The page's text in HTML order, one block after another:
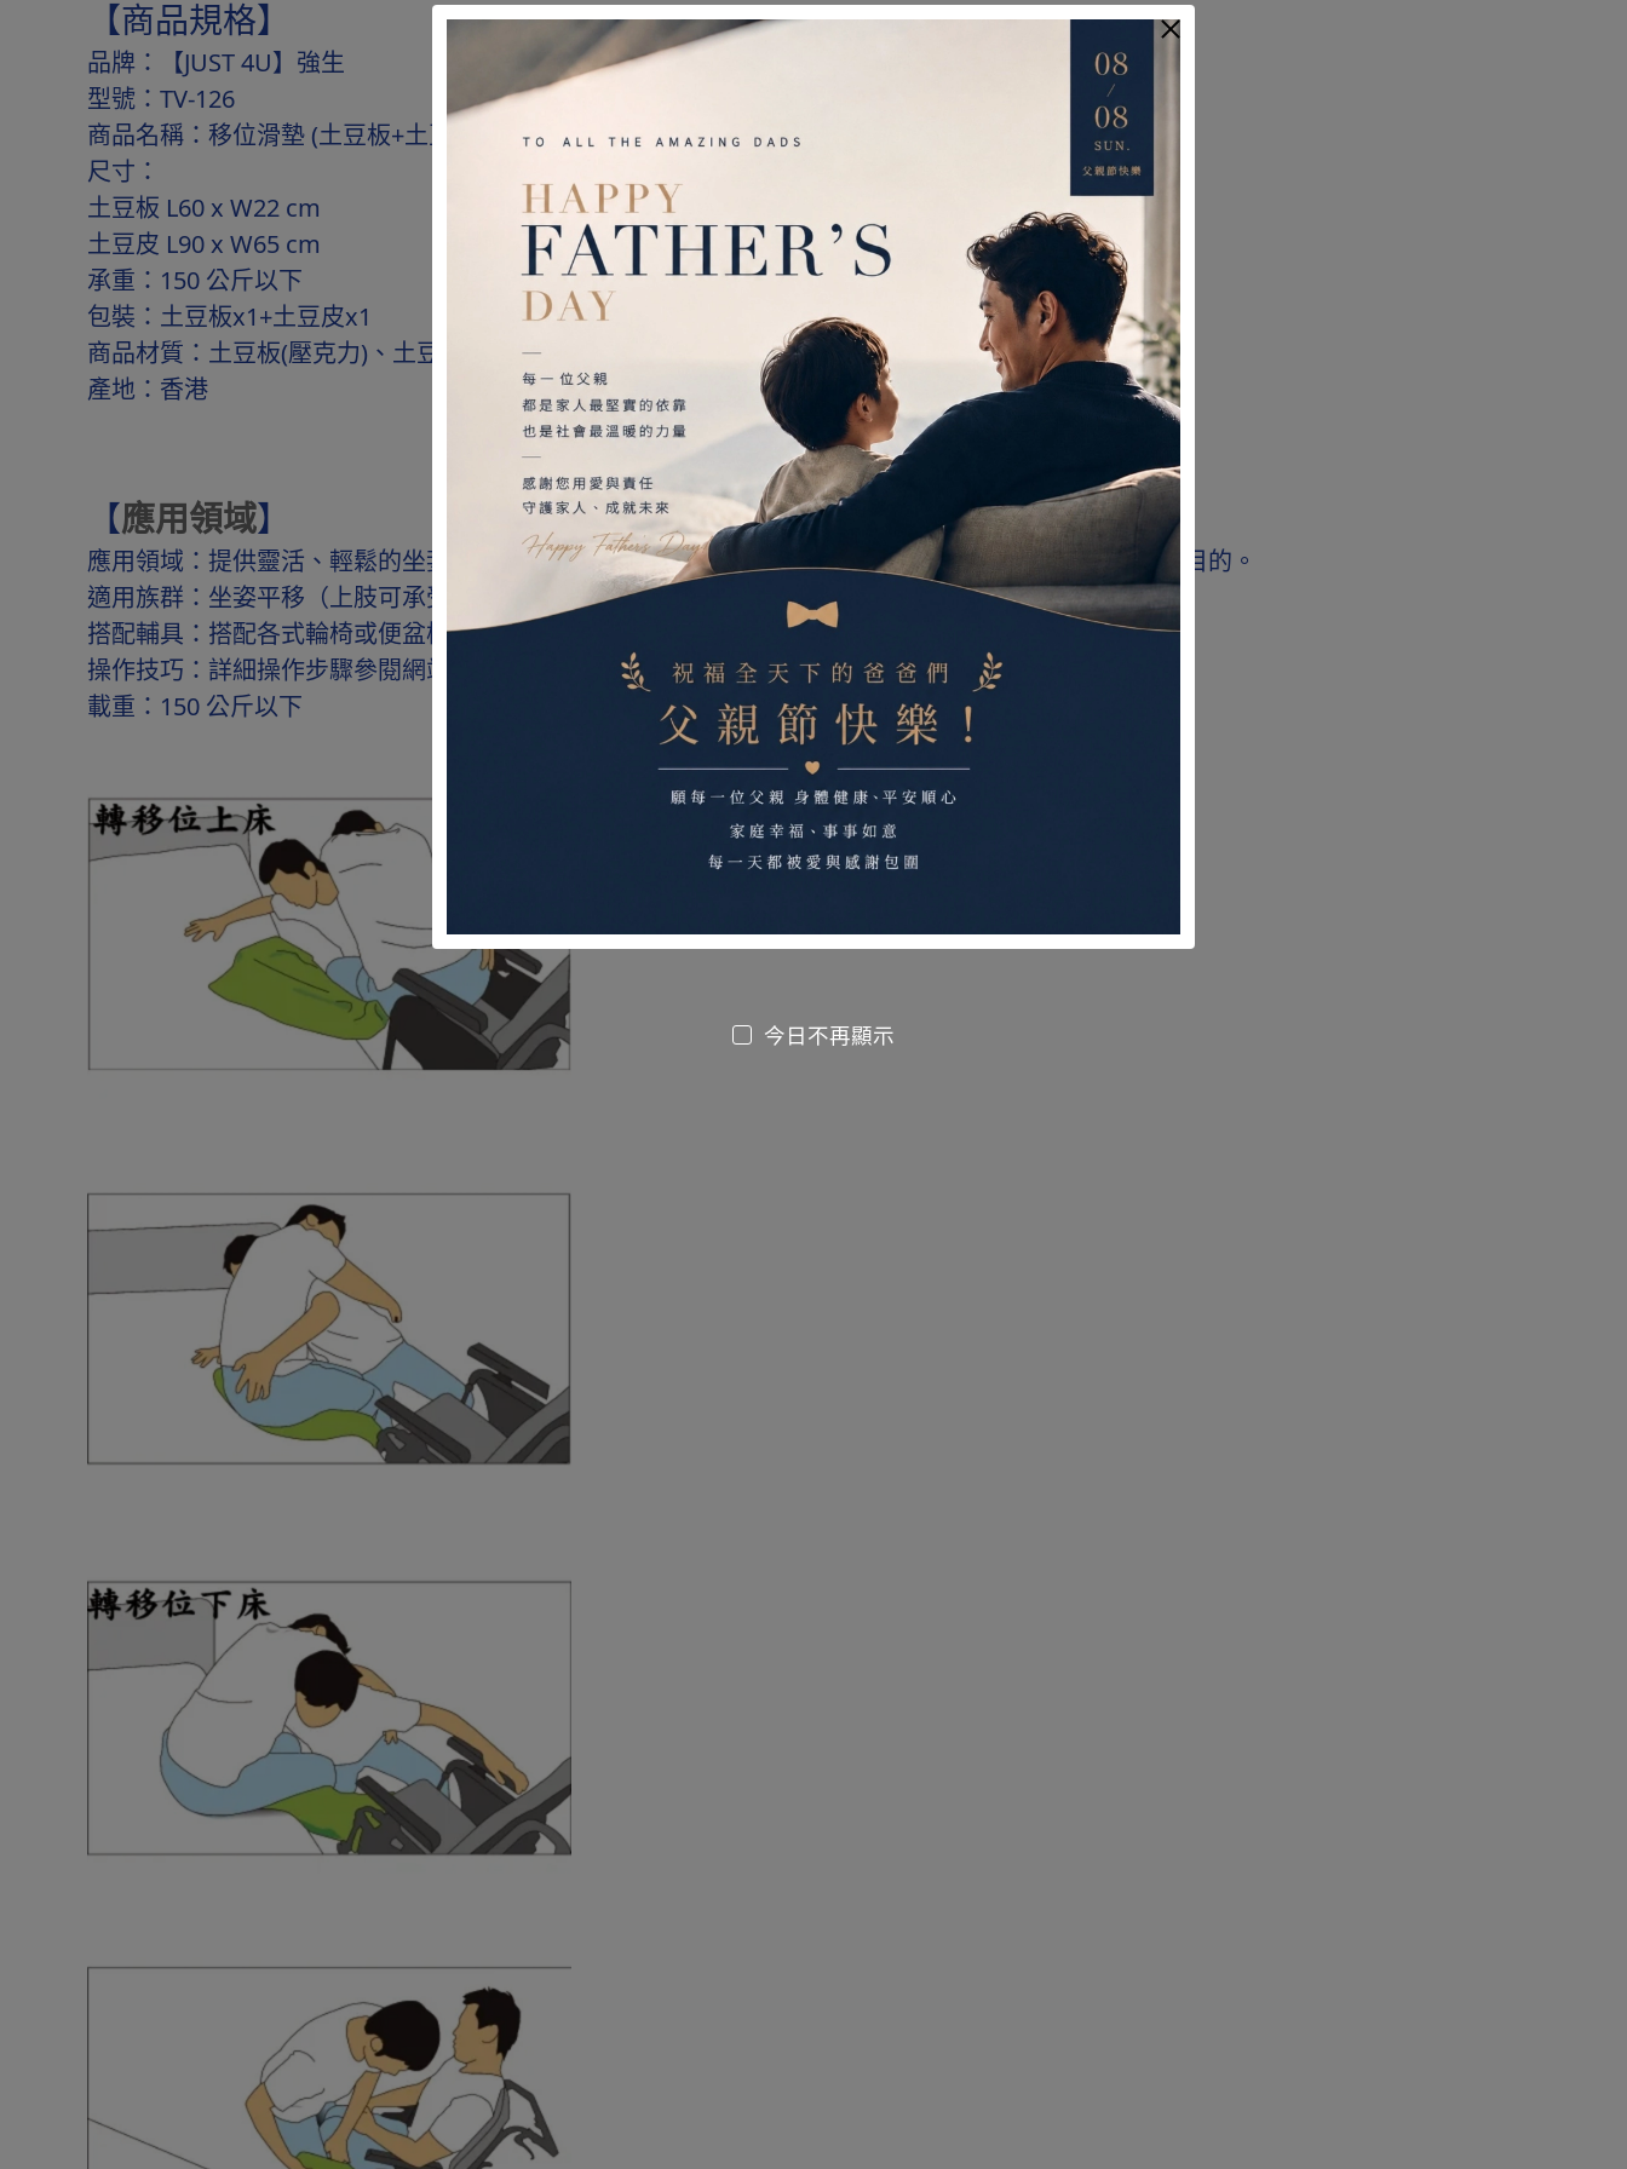
【商品規格】
品牌：【JUST 4U】強生
型號：TV-126
商品名稱：移位滑墊 (土豆板+土豆皮)
尺寸：
土豆板 L60 x W22 cm
土豆皮 L90 x W65 cm
承重：150 公斤以下
包裝：土豆板x1+土豆皮x1
商品材質：土豆板(壓克力)、土豆皮(尼龍)
產地：香港
【應用領域】
應用領域：提供靈活、輕鬆的坐姿移位-土豆皮移位滑墊，有效提供照顧者位移效能，輕鬆溫柔達到移位目的。
適用族群：坐姿平移（上肢可承受重量，個案坐姿下可前趴）。
搭配輔具：搭配各式輪椅或便盆椅，手動/電動床(具升降功能)
操作技巧：詳細操作步驟參閱網站示範教學或操作手冊。
載重：150 公斤以下
今日不再顯示